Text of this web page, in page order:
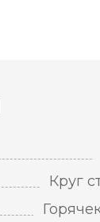
Круг